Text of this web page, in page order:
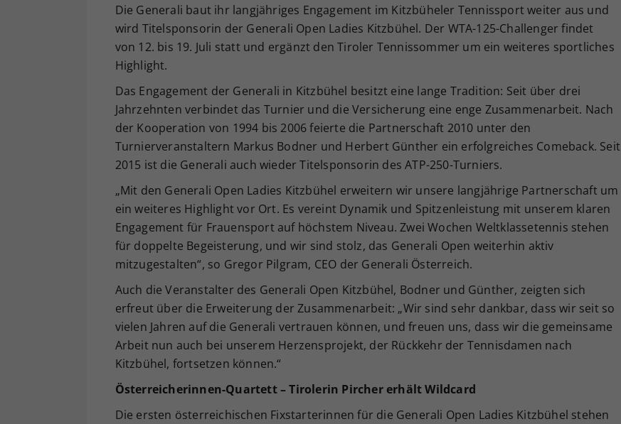
Die Generali baut ihr langjähriges Engagement im Kitzbüheler Tennissport weiter aus und
wird Titelsponsorin der Generali Open Ladies Kitzbühel. Der WTA-125-Challenger findet
von 12. bis 19. Juli statt und ergänzt den Tiroler Tennissommer um ein weiteres sportliches
Highlight.
Das Engagement der Generali in Kitzbühel besitzt eine lange Tradition: Seit über drei
Jahrzehnten verbindet das Turnier und die Versicherung eine enge Zusammenarbeit. Nach
der Kooperation von 1994 bis 2006 feierte die Partnerschaft 2010 unter den
Turnierveranstaltern Markus Bodner und Herbert Günther ein erfolgreiches Comeback. Seit
2015 ist die Generali auch wieder Titelsponsorin des ATP-250-Turniers.
„Mit den Generali Open Ladies Kitzbühel erweitern wir unsere langjährige Partnerschaft um
ein weiteres Highlight vor Ort. Es vereint Dynamik und Spitzenleistung mit unserem klaren
Engagement für Frauensport auf höchstem Niveau. Zwei Wochen Weltklassetennis stehen
für doppelte Begeisterung, und wir sind stolz, das Generali Open weiterhin aktiv
mitzugestalten“, so Gregor Pilgram, CEO der Generali Österreich.
Auch die Veranstalter des Generali Open Kitzbühel, Bodner und Günther, zeigten sich
erfreut über die Erweiterung der Zusammenarbeit: „Wir sind sehr dankbar, dass wir seit so
vielen Jahren auf die Generali vertrauen können, und freuen uns, dass wir die gemeinsame
Arbeit nun auch bei unserem Herzensprojekt, der Rückkehr der Tennisdamen nach
Kitzbühel, fortsetzen können.“
Österreicherinnen-Quartett – Tirolerin Pircher erhält Wildcard
Die ersten österreichischen Fixstarterinnen für die Generali Open Ladies Kitzbühel stehen